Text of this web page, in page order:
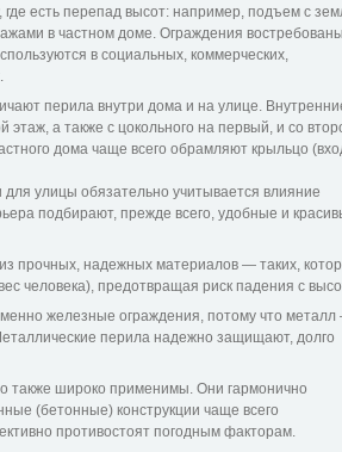
есть перепад высот: например, подъем с
в частном доме. Ограждения
в социальных, коммерческих,
перила внутри дома и на улице.
а также с цокольного на первый, и со
дома чаще всего обрамляют крыльцо
улицы обязательно учитывается влияние
подбирают, прежде всего, удобные и
прочных, надежных материалов — таких,
человека), предотвращая риск падения с
железные ограждения, потому что
перила надежно защищают, долго
также широко применимы. Они гармонично
(бетонные) конструкции чаще всего
противостоят погодным факторам.